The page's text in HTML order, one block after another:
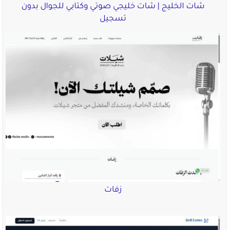
شات الخليج | شات خليجي صوتي وكتابي للجوال بدون
تسجيل
زفات